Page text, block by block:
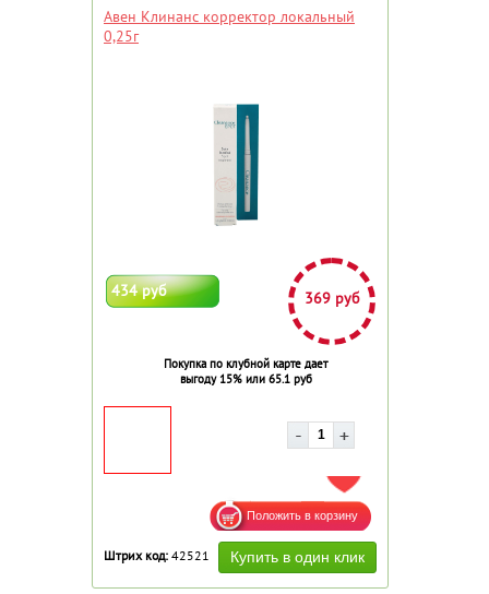
Авен Клинанс корректор локальный
0,25г
434 руб 369 руб
Покупка по клубной карте дает
выгоду 15% или 65.1 руб
ДОБАВИТЬ В ИЗБРАННОЕ
Штрих код: 42521